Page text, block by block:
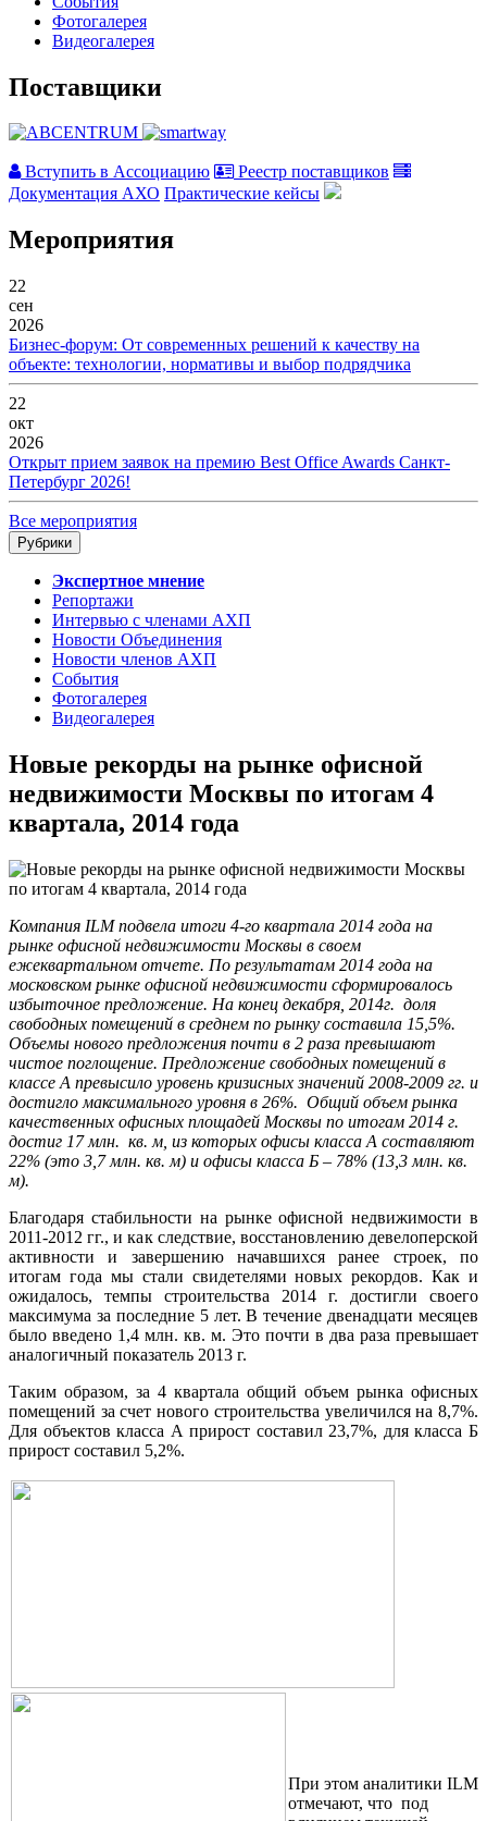
Фотогалерея
Видеогалерея
Поставщики
Вступить в Ассоциацию
Реестр поставщиков
Документация АХО Практические кейсы
Мероприятия
22
сен
2026
Бизнес-форум: От современных решений к качеству на
объекте: технологии, нормативы и выбор подрядчика
22
окт
2026
Открыт прием заявок на премию Best Office Awards Санкт-
Петербург 2026!
Все мероприятия
Рубрики
Экспертное мнение
Репортажи
Интервью с членами АХП
Новости Объединения
Новости членов АХП
События
Фотогалерея
Видеогалерея
Новые рекорды на рынке офисной
недвижимости Москвы по итогам 4
квартала, 2014 года
Компания ILM подвела итоги 4-го квартала 2014 года на
рынке офисной недвижимости Москвы в своем
ежеквартальном отчете. По результатам 2014 года на
московском рынке офисной недвижимости сформировалось
избыточное предложение. На конец декабря, 2014г. доля
свободных помещений в среднем по рынку составила 15,5%.
Объемы нового предложения почти в 2 раза превышают
чистое поглощение. Предложение свободных помещений в
классе А превысило уровень кризисных значений 2008-2009 гг. и
достигло максимального уровня в 26%. Общий объем рынка
качественных офисных площадей Москвы по итогам 2014 г.
достиг 17 млн. кв. м, из которых офисы класса А составляют
22% (это 3,7 млн. кв. м) и офисы класса Б – 78% (13,3 млн. кв.
м).
Благодаря стабильности на рынке офисной недвижимости в
2011-2012 гг., и как следствие, восстановлению девелоперской
активности и завершению начавшихся ранее строек, по
итогам года мы стали свидетелями новых рекордов.Как и
ожидалось, темпы строительства 2014 г. достигли своего
максимума за последние 5 лет. В течение двенадцати месяцев
было введено 1,4 млн. кв. м. Это почти в два раза превышает
аналогичный показатель 2013 г.
Таким образом, за 4 квартала общий объем рынка офисных
помещений за счет нового строительства увеличился на 8,7%.
Для объектов класса А прирост составил 23,7%, для класса Б
прирост составил 5,2%.
При этом аналитики ILM
отмечают, что под